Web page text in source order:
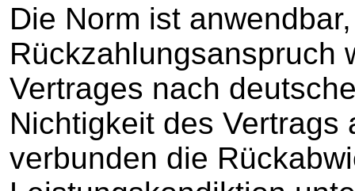
Die Norm ist
Rückzahlungsanspruch
Vertrages nach
Nichtigkeit des Vertrags
verbunden die